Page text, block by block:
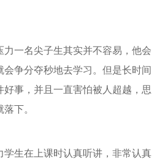
力一名尖子生其实并不容易，他会
争分夺秒地去学习。但是长时间
事，并且一直害怕被人超越，思
下。
学生在上课时认真听讲，非常认真